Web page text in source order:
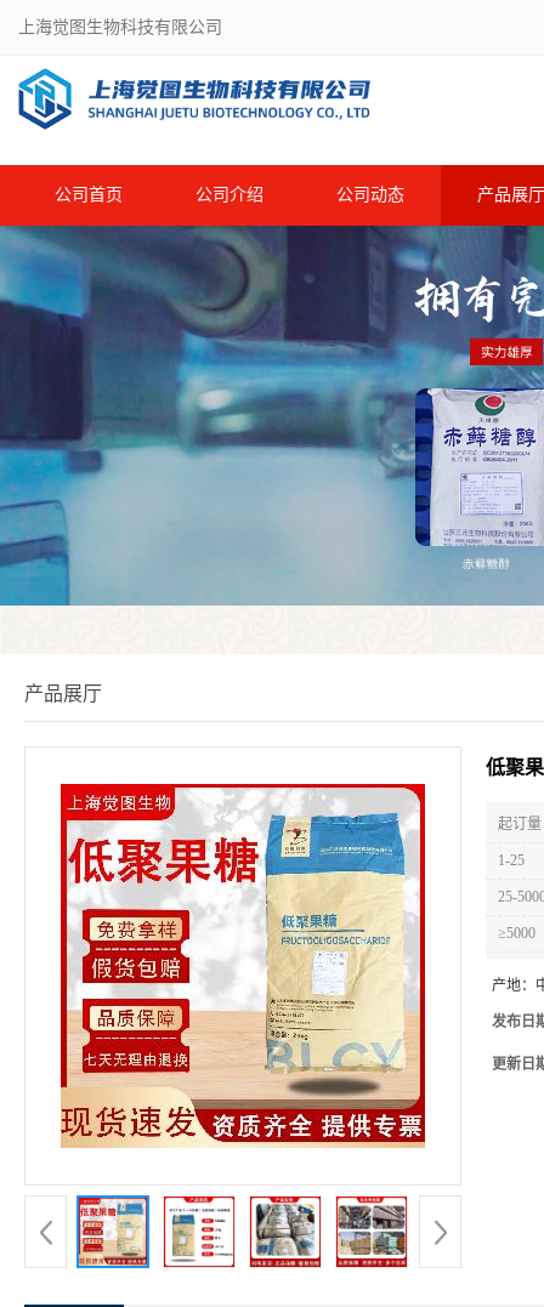
上海觉图生物科技有限公司
公司首页 公司介绍 公司动态 产品展厅
产品展厅
低聚
起订
1-25
25-
≥5000
产地：
发布日
更新日